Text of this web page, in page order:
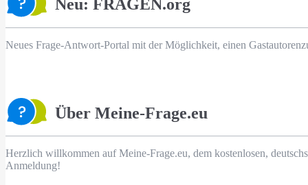
Neu: FRAGEN.org
Neues Frage-Antwort-Portal mit der Möglichkeit, einen
Über Meine-Frage.eu
Herzlich willkommen auf Meine-Frage.eu, dem kostenlosen,
Anmeldung!